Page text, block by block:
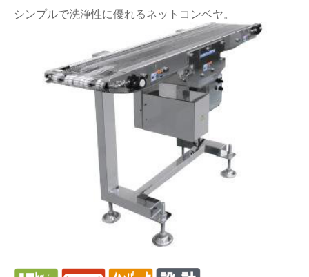
保管システム
パレタイズ・デパレタイズシステム
バンニング・デバンニングシステム
バーチカル装置（垂直搬送機）
オークラの取組み
オークラ育英財団
プライバシーポリシー
サイトポリシー
シンプルで洗浄性に優れるネットコンベヤ。